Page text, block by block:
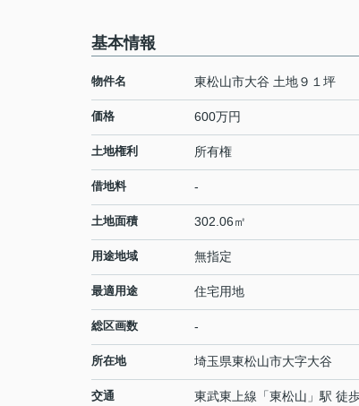
基本情報
物件名 東松山市大谷 土地９１坪
価格 600万円
土地権利 所有権
借地料 -
土地面積 302.06㎡
用途地域 無指定
最適用途 住宅用地
総区画数 -
所在地 埼玉県東松山市大字大谷
交通 東武東上線 「東松山 」駅 徒